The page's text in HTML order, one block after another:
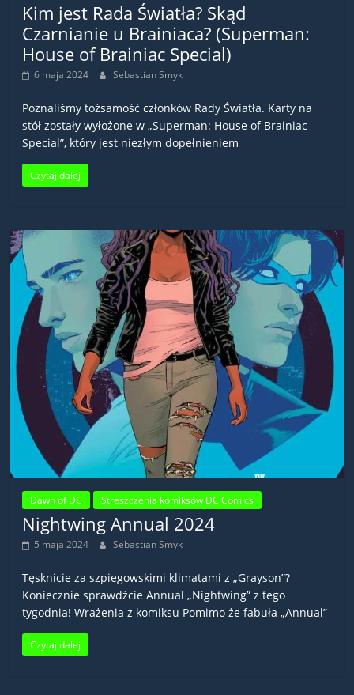
Kim jest Rada Światła? Skąd
Czarnianie u Brainiaca? (Superman:
House of Brainiac Special)
6 maja 2024 Sebastian Smyk
Poznaliśmy tożsamość członków Rady Światła. Karty na
stół zostały wyłożone w „Superman: House of Brainiac
Special”, który jest niezłym dopełnieniem
Czytaj dalej
Dawn of DC Streszczenia komiksów DC Comics
Nightwing Annual 2024
5 maja 2024 Sebastian Smyk
Tęsknicie za szpiegowskimi klimatami z „Grayson”?
Koniecznie sprawdźcie Annual „Nightwing” z tego
tygodnia! Wrażenia z komiksu Pomimo że fabuła „Annual”
Czytaj dalej